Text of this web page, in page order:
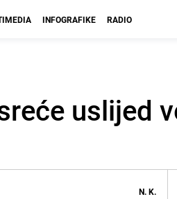
INFOGRAFIKE RADIO
uslijed
N. K.